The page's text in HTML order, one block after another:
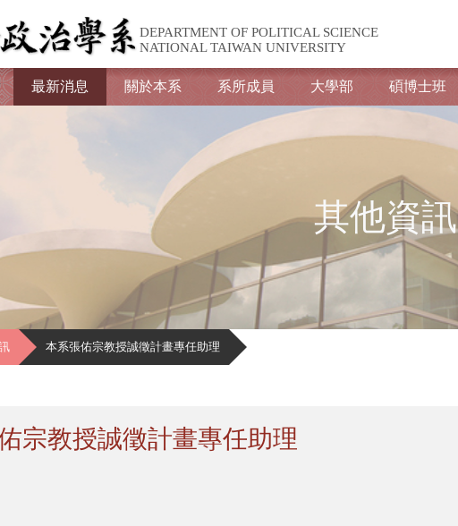
DEPARTMENT OF POLITICAL SCIENCE
NATIONAL TAIWAN UNIVERSITY
最新消息 關於本系 系所成員 大學部 碩博士班
其他資訊
本系張佑宗教授誠徵計畫專任助理
宗教授誠徵計畫專任助理